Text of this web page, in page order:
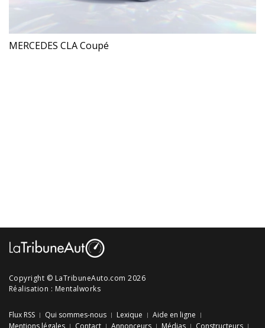
MERCEDES CLA Coupé
Copyright © LaTribuneAuto.com 2026
Réalisation : Mentalworks
Flux RSS Qui sommes-nous Lexique
Aide en ligne
Mentions légales
Contact Annonceurs Médias Constructeurs